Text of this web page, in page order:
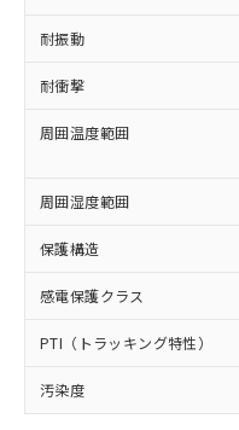
耐振動
耐衝撃
周囲温度範囲
周囲湿度範囲
保護構造
感電保護クラス
PTI（トラッキング特性）
汚染度
記載して
タに基づ
覧された
準価格と
正式な納
様のお取
ムロン制
オムロン
販
ください。
在庫状況
事前の承諾
示しない
マイパー
鉛(Pb) 1000ppm以下
六価クロム(Cr(Ⅵ))
類(PBB) 1000ppm以
(PBDE) 1000ppm以下
ル) (DEHP)(別名：
ルベンジル（BBP）
（DBP） 1000ppm
(DIBP) 1000ppm以下
但し、RoHS指令で産
フタル酸エステル類
図的な使用がないこ
※2 対応予定月
部品在庫の切り
月が前後するこ
Cr(Ⅵ)(六価クロム) :
ニル類) : 1000ppm、
ル類) : 1000ppm、
DBP(フタル酸ジブチ
イソブチル) :
ル) : 1000ppm、
※2 環境保護使
「ｅ」：有害物質
準値以下である
「10」：通常の
質が外部に漏え
（以下｢規
または国
国政府の
可)を取得
当社は規
全に破砕
いよう必要
当社は貴
ル、化学
武器並び
使用いたし
当社は、
場合は、上
該第三者
販売先お
法に輸出す
○ 一定
一定
在庫
いて
たは
機器
認くだ
受注